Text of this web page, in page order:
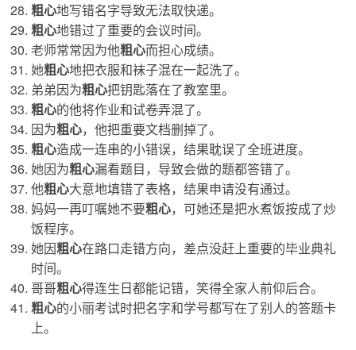
粗心地写错名字导致无法取快递。
粗心地错过了重要的会议时间。
老师常常因为他粗心而担心成绩。
她粗心地把衣服和袜子混在一起洗了。
弟弟因为粗心把钥匙落在了教室里。
粗心的他将作业和试卷弄混了。
因为粗心，他把重要文档删掉了。
粗心造成一连串的小错误，结果耽误了全班进度。
她因为粗心漏看题目，导致会做的题都答错了。
他粗心大意地填错了表格，结果申请没有通过。
妈妈一再叮嘱她不要粗心，可她还是把水煮饭按成了炒
饭程序。
她因粗心在路口走错方向，差点没赶上重要的毕业典礼
时间。
哥哥粗心得连生日都能记错，笑得全家人前仰后合。
粗心的小丽考试时把名字和学号都写在了别人的答题卡
上。